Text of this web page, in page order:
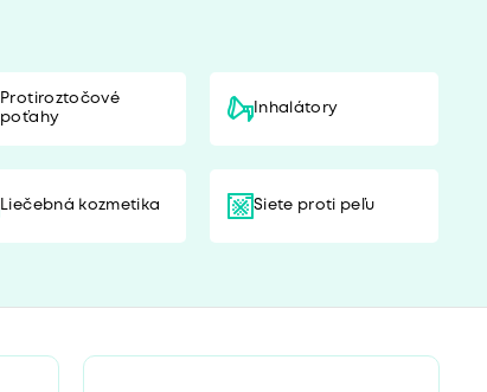
Protiroztočové
poťahy
Inhalátory
Liečebná kozmetika Siete proti peľu